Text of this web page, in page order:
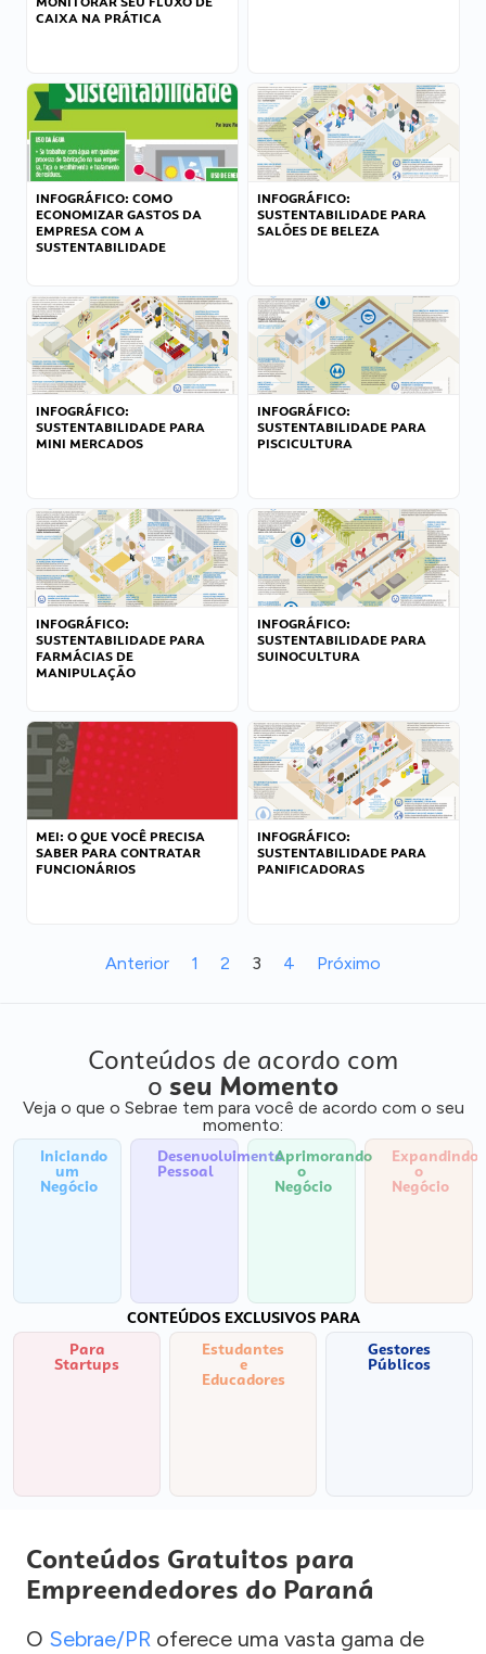
CAIXA NA PRÁTICA
INFOGRÁFICO: COMO
ECONOMIZAR GASTOS DA
EMPRESA COM A
SUSTENTABILIDADE
INFOGRÁFICO:
SUSTENTABILIDADE PARA
SALÕES DE BELEZA
INFOGRÁFICO:
SUSTENTABILIDADE PARA
MINI MERCADOS
INFOGRÁFICO:
SUSTENTABILIDADE PARA
PISCICULTURA
INFOGRÁFICO:
SUSTENTABILIDADE PARA
FARMÁCIAS DE
MANIPULAÇÃO
INFOGRÁFICO:
SUSTENTABILIDADE PARA
SUINOCULTURA
MEI: O QUE VOCÊ PRECISA
SABER PARA CONTRATAR
FUNCIONÁRIOS
INFOGRÁFICO:
SUSTENTABILIDADE PARA
PANIFICADORAS
Anterior 1 2 3 4 Próximo
Conteúdos de acordo com
o seu Momento
Veja o que o Sebrae tem para você de acordo com o seu
momento:
Iniciando
um
Negócio
Desenvolvimento
Pessoal
Aprimorando
o
Negócio
Expandindo
o
Negócio
CONTEÚDOS EXCLUSIVOS PARA
Para
Startups
Estudantes
e
Educadores
Gestores
Públicos
Conteúdos Gratuitos para
Empreendedores do Paraná
O Sebrae/PR oferece uma vasta gama de